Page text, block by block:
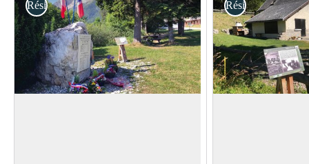
Résistance Résistance